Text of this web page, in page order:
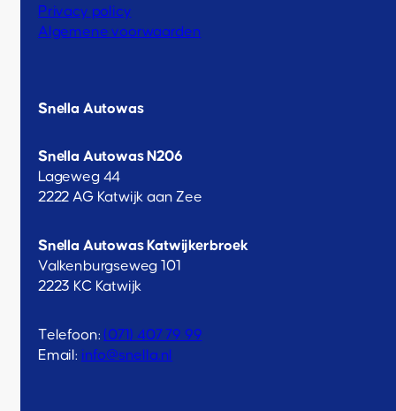
Privacy policy
Algemene voorwaarden
Snella Autowas
Snella Autowas N206
Lageweg 44
2222 AG Katwijk aan Zee
Snella Autowas Katwijkerbroek
Valkenburgseweg 101
2223 KC Katwijk
Telefoon:(071) 407 79 99
Email: info@snella.nl